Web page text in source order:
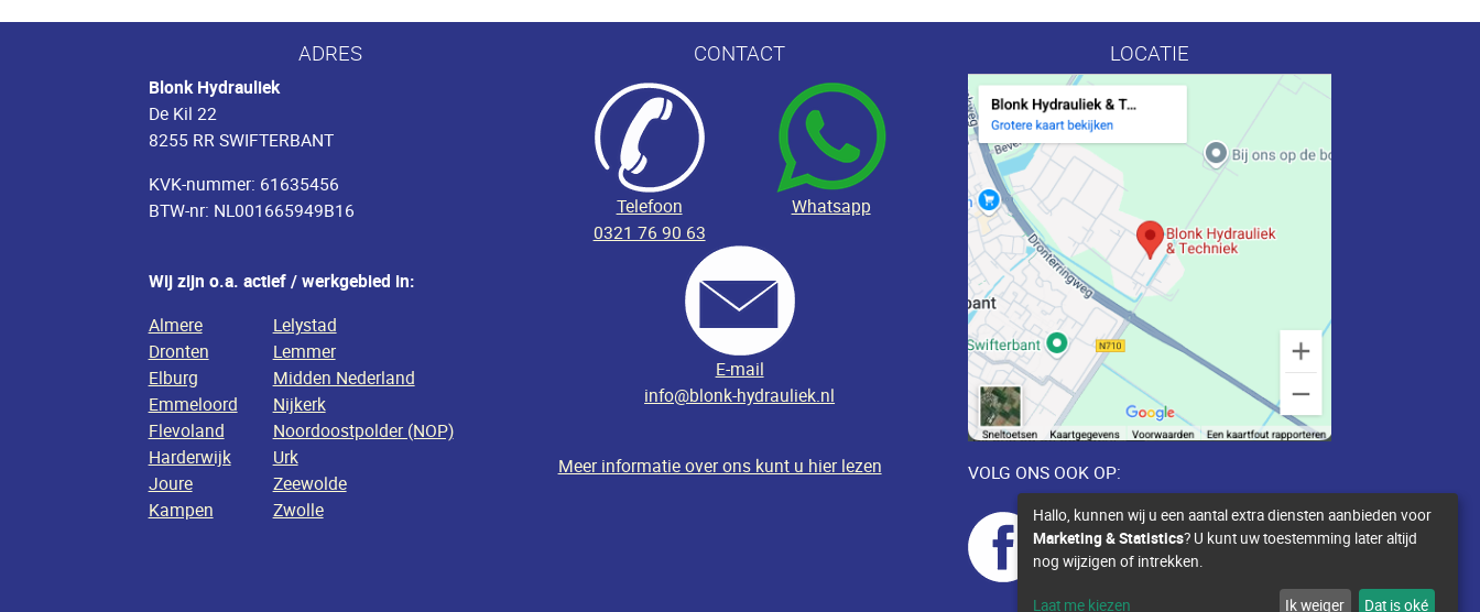
ADRES
Blonk Hydrauliek
De Kil 22
8255 RR SWIFTERBANT
KVK-nummer: 61635456
BTW-nr: NL001665949B16
Wij zijn o.a. actief / werkgebied in:
Almere
Lelystad
Dronten
Lemmer
Elburg
Midden Nederland
Emmeloord
Nijkerk
Flevoland
Noordoostpolder (NOP)
Harderwijk
Urk
Joure
Zeewolde
Kampen
Zwolle
CONTACT
Telefoon
Whatsapp
0321 76 90 63
E-mail
info@blonk-hydrauliek.nl
Meer informatie over ons kunt u hier lezen
LOCATIE
VOLG ONS OOK OP:
Hallo, kunnen wij u een aantal extra diensten aanbieden voor
Marketing & Statistics? U kunt uw toestemming later altijd
nog wijzigen of intrekken.
Laat me kiezen Ik weiger Dat is oké